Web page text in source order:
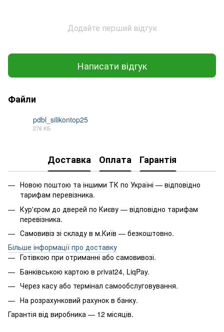
Додайте перший відгук
Написати відгук
Файли
pdbl_silikontop25
276 КБ
Доставка Оплата Гарантія
Новою поштою та іншими ТК по Україні — відповідно
тарифам перевізника.
Кур'єром до дверей по Києву — відповідно тарифам
перевізника.
Самовивіз зі складу в м.Київ — безкоштовно.
Більше інформації про доставку
Готівкою при отриманні або самовивозі.
Банківською картою в privat24, LiqPay.
Через касу або термінал самообслуговування.
На розрахунковий рахунок в банку.
Гарантія від виробника — 12 місяців.